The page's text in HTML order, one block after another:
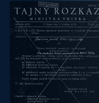
zobrazit PDF dokument